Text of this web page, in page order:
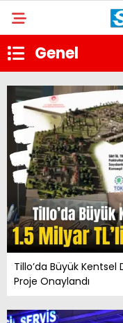
Genel
Tillo’da Büyük Kentsel
Proje Onaylandı